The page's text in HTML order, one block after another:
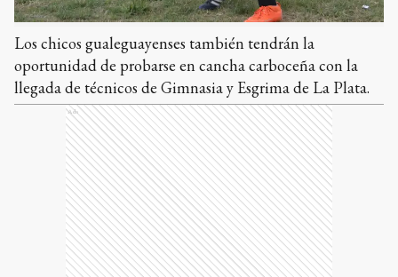
Los chicos gualeguayenses también tendrán la
oportunidad de probarse en cancha carboceña con la
llegada de técnicos de Gimnasia y Esgrima de La Plata.
Ads